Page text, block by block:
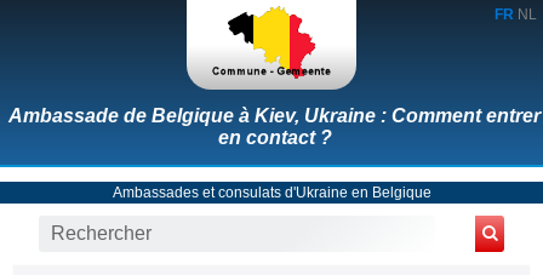
FR NL
Ambassade de Belgique à Kiev, Ukraine : Comment entrer
en contact ?
Ambassades et consulats d'Ukraine en Belgique